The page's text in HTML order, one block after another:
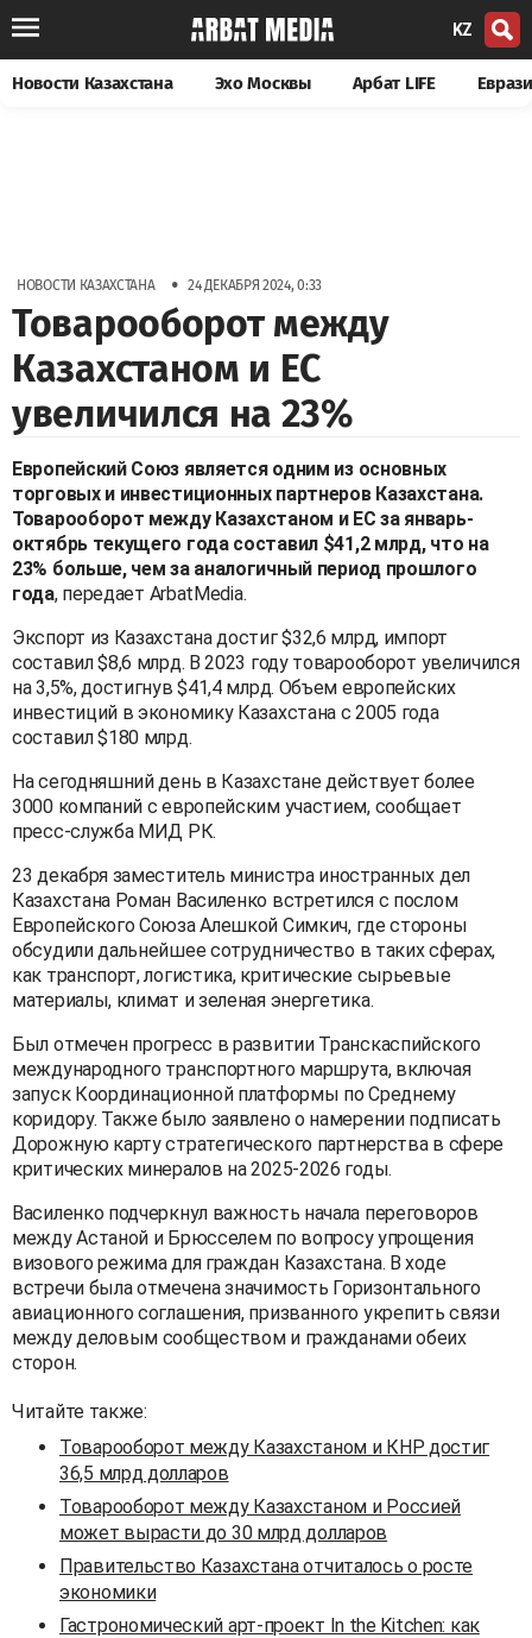
KZ
Новости Казахстана Эхо Москвы Арбат LIFE
НОВОСТИ КАЗАХСТАНА • 24 ДЕКАБРЯ 2024, 0:33
Товарооборот между
Казахстаном и ЕС
увеличился на 23%
Европейский Союз является одним из основных
торговых и инвестиционных партнеров Казахстана.
Товарооборот между Казахстаном и ЕС за январь-
октябрь текущего года составил $41,2 млрд, что на
23% больше, чем за аналогичный период прошлого
года, передает ArbatMedia.
Экспорт из Казахстана достиг $32,6 млрд, импорт
составил $8,6 млрд. В 2023 году товарооборот увеличился
на 3,5%, достигнув $41,4 млрд. Объем европейских
инвестиций в экономику Казахстана с 2005 года
составил $180 млрд.
На сегодняшний день в Казахстане действует более
3000 компаний с европейским участием, сообщает
пресс-служба МИД РК.
23 декабря заместитель министра иностранных дел
Казахстана Роман Василенко встретился с послом
Европейского Союза Алешкой Симкич, где стороны
обсудили дальнейшее сотрудничество в таких сферах,
как транспорт, логистика, критические сырьевые
материалы, климат и зеленая энергетика.
Был отмечен прогресс в развитии Транскаспийского
международного транспортного маршрута, включая
запуск Координационной платформы по Среднему
коридору. Также было заявлено о намерении подписать
Дорожную карту стратегического партнерства в сфере
критических минералов на 2025-2026 годы.
Василенко подчеркнул важность начала переговоров
между Астаной и Брюсселем по вопросу упрощения
визового режима для граждан Казахстана. В ходе
встречи была отмечена значимость Горизонтального
авиационного соглашения, призванного укрепить связи
между деловым сообществом и гражданами обеих
сторон.
Читайте также:
Товарооборот между Казахстаном и КНР достиг
36,5 млрд долларов
Товарооборот между Казахстаном и Россией
может вырасти до 30 млрд долларов
Правительство Казахстана отчиталось о росте
экономики
Гастрономический арт-проект In the Kitchen: как